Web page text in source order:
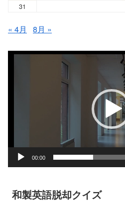
31
« 4月 8月 »
動
00:00
和製英語脱却クイズ